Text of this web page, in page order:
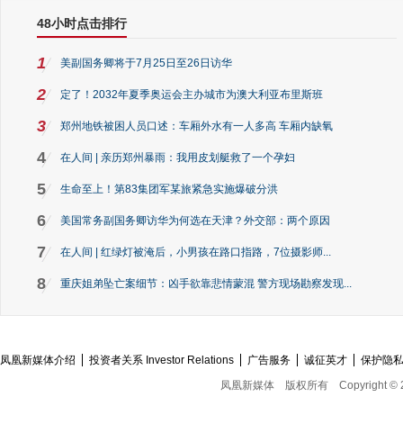
48小时点击排行
1 美副国务卿将于7月25日至26日访华
2 定了！2032年夏季奥运会主办城市为澳大利亚布里斯班
3 郑州地铁被困人员口述：车厢外水有一人多高 车厢内缺氧
4 在人间 | 亲历郑州暴雨：我用皮划艇救了一个孕妇
5 生命至上！第83集团军某旅紧急实施爆破分洪
6 美国常务副国务卿访华为何选在天津？外交部：两个原因
7 在人间 | 红绿灯被淹后，小男孩在路口指路，7位摄影师...
8 重庆姐弟坠亡案细节：凶手欲靠悲情蒙混 警方现场勘察发现...
凤凰新媒体介绍 投资者关系 Investor Relations 广告服务 诚征英才
保护隐
凤凰新媒体
版权所有 Copyright ©